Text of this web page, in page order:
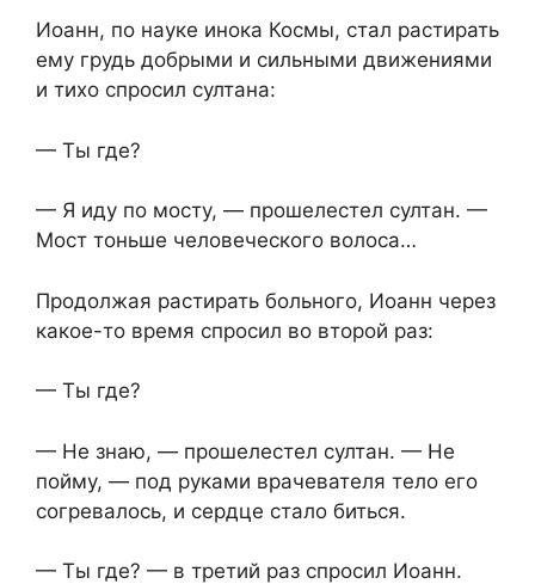
Иоанн, по науке инока Космы, стал растирать
ему грудь добрыми и сильными движениями
и тихо спросил султана:
— Ты где?
— Я иду по мосту, — прошелестел султан. —
Мост тоньше человеческого волоса…
Продолжая растирать больного, Иоанн через
какое-то время спросил во второй раз:
— Ты где?
— Не знаю, — прошелестел султан. — Не
пойму, — под руками врачевателя тело его
согревалось, и сердце стало биться.
— Ты где? — в третий раз спросил Иоанн.